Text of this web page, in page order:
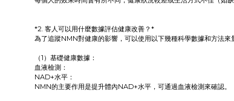
*2. 客人可以用什麼數據評估健康改善？*
為了追蹤NMN對健康的影響，可以使用以下幾種科學數據和方法來
（1）基礎健康數據：
血液檢測：
NAD+水平：
NMN的主要作用是提升體內NAD+水平，可通過血液檢測來確認。